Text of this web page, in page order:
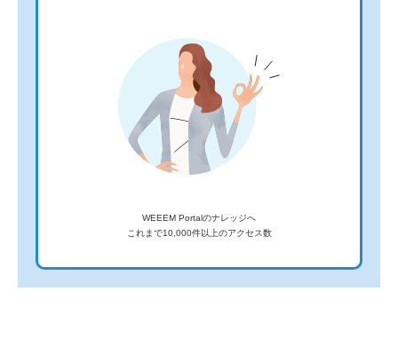
WEEEM Portalのナレッジへ
これまで10,000件以上のアクセス数